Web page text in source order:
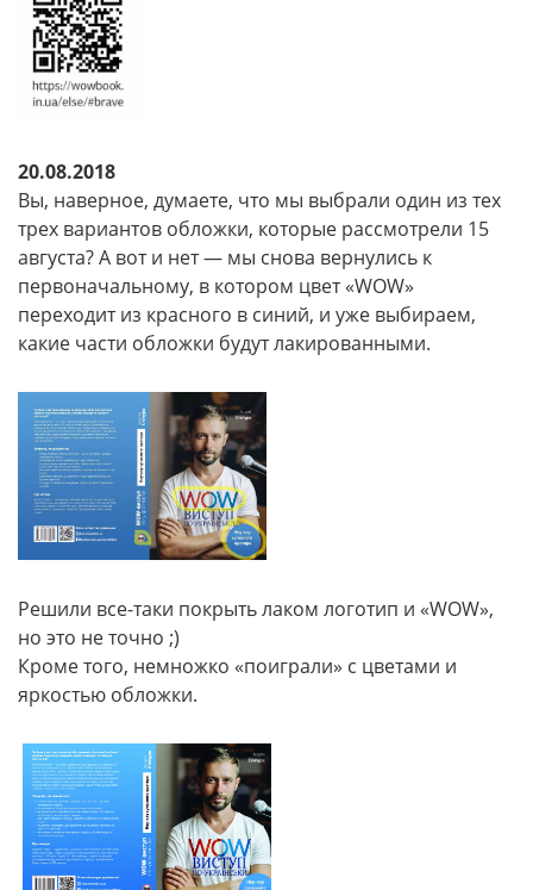
20.08.2018
Вы, наверное, думаете, что мы выбрали один из тех
трех вариантов обложки, которые рассмотрели 15
августа? А вот и нет — мы снова вернулись к
первоначальному, в котором цвет «WOW»
переходит из красного в синий, и уже выбираем,
какие части обложки будут лакированными.
Решили все-таки покрыть лаком логотип и «WOW»,
но это не точно ;)
Кроме того, немножко «поиграли» с цветами и
яркостью обложки.